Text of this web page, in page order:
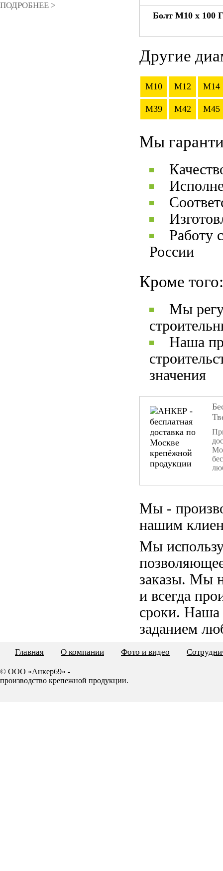
Болт М10 x 100
Другие
M10 M12 M14
M39 M42 M45
Мы
Работу
России
Кроме того:
Мы
Наша
значения
Мы -
нашим
Мы
заказы. Мы
и всегда
сроки. Наша
заданием
ПОДРОБНЕЕ >
Главная О компании Фото и видео
© ООО «Анкер69» -
производство крепежной продукции.